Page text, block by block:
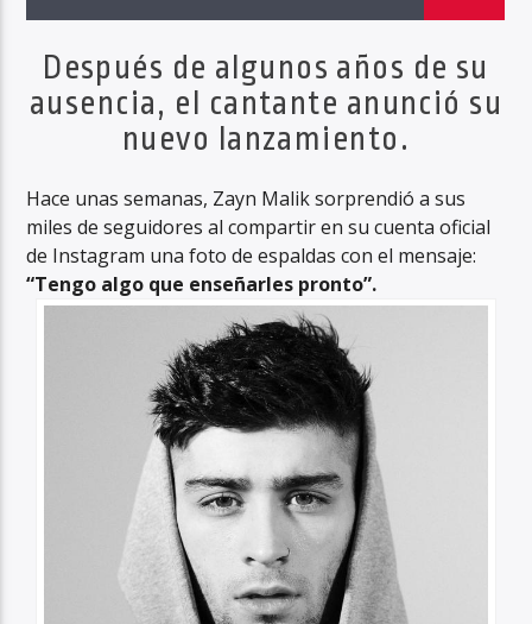
Haahil FM
Después de algunos años de su
ausencia, el cantante anunció su
nuevo lanzamiento.
Hace unas semanas, Zayn Malik sorprendió a sus
miles de seguidores al compartir en su cuenta oficial
de Instagram una foto de espaldas con el mensaje:
“Tengo algo que enseñarles pronto”.